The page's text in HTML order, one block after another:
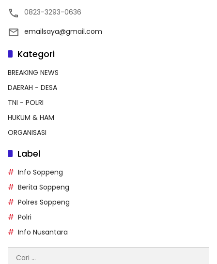
0823-3293-0636
emailsaya@gmail.com
Kategori
BREAKING NEWS
DAERAH - DESA
TNI - POLRI
HUKUM & HAM
ORGANISASI
Label
Info Soppeng
Berita Soppeng
Polres Soppeng
Polri
Info Nusantara
untuk: